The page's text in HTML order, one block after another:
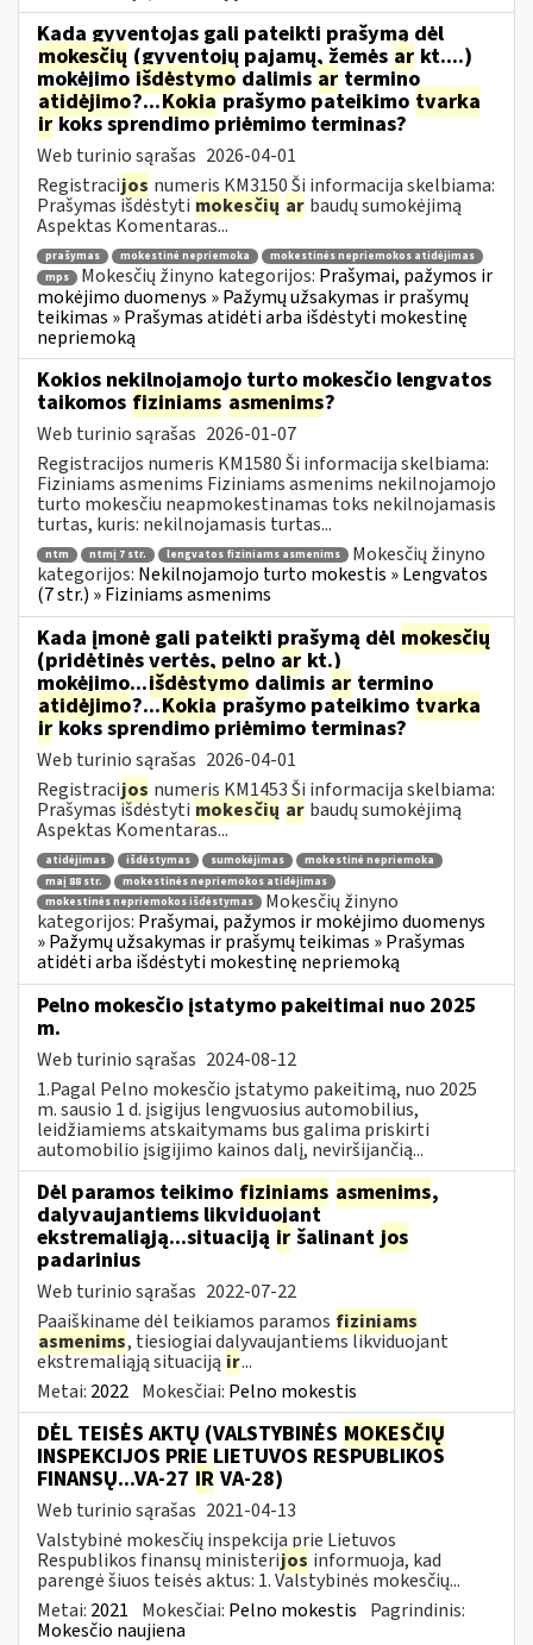
Kada gyventojas gali pateikti prašymą dėl
mokesčių (gyventojų pajamų, žemės ar kt....)
mokėjimo išdėstymo dalimis ar termino
atidėjimo?...Kokiaprašymo pateikimo tvarka
irkoks sprendimo priėmimo terminas?
Web turinio sąrašas 2026-04-01
Registracijos numeris KM3150 Ši informacija skelbiama:
Prašymas išdėstyti mokesčių ar baudų sumokėjimą
Aspektas Komentaras...
prašymas mokestinė nepriemoka
mokestinės nepriemokos atidėjimas
mps
Mokesčių žinyno kategorijos: Prašymai, pažymos ir
mokėjimo duomenys » Pažymų užsakymas ir prašymų
teikimas » Prašymas atidėti arba išdėstyti mokestinę
nepriemoką
Kokios nekilnojamojo turto mokesčio lengvatos
taikomos fiziniams asmenims?
Web turinio sąrašas 2026-01-07
Registracijos numeris KM1580 Ši informacija skelbiama:
Fiziniams asmenims Fiziniams asmenims nekilnojamojo
turto mokesčiu neapmokestinamas toks nekilnojamasis
turtas, kuris: nekilnojamasis turtas...
ntm ntmį 7 str. lengvatos fiziniams asmenims
Mokesčių žinyno
kategorijos: Nekilnojamojo turto mokestis » Lengvatos
(7 str.) » Fiziniams asmenims
Kada įmonė gali pateikti prašymą dėl mokesčių
(pridėtinės vertės, pelno ar kt.)
mokėjimo...išdėstymo dalimis ar termino
atidėjimo?...Kokiaprašymo pateikimo tvarka
irkoks sprendimo priėmimo terminas?
Web turinio sąrašas 2026-04-01
Registracijos numeris KM1453 Ši informacija skelbiama:
Prašymas išdėstyti mokesčių ar baudų sumokėjimą
Aspektas Komentaras...
atidėjimas išdėstymas sumokėjimas
mokestinė nepriemoka
maį 88 str.
mokestinės nepriemokos atidėjimas
mokestinės nepriemokos išdėstymas
Mokesčių žinyno
kategorijos: Prašymai, pažymos ir mokėjimo duomenys
» Pažymų užsakymas ir prašymų teikimas » Prašymas
atidėti arba išdėstyti mokestinę nepriemoką
Pelno mokesčio įstatymo pakeitimai nuo 2025
m.
Web turinio sąrašas 2024-08-12
1.Pagal Pelno mokesčio įstatymo pakeitimą, nuo 2025
m. sausio 1 d. įsigijus lengvuosius automobilius,
leidžiamiems atskaitymams bus galima priskirti
automobilio įsigijimo kainos dalį, neviršijančią...
Dėl paramos teikimo fiziniams asmenims,
dalyvaujantiems likviduojant
ekstremaliąją...situaciją ir šalinant jos
padarinius
Web turinio sąrašas 2022-07-22
Paaiškiname dėl teikiamos paramos fiziniams
asmenims, tiesiogiai dalyvaujantiems likviduojant
ekstremaliąją situaciją ir...
Metai: 2022 Mokesčiai: Pelno mokestis
DĖL TEISĖS AKTŲ (VALSTYBINĖS MOKESČIŲ
INSPEKCIJOS PRIE LIETUVOS RESPUBLIKOS
FINANSŲ...VA-27 IR VA-28)
Web turinio sąrašas 2021-04-13
Valstybinė mokesčių inspekcija prie Lietuvos
Respublikos finansų ministerijos informuoja, kad
parengė šiuos teisės aktus: 1. Valstybinės mokesčių...
Metai: 2021 Mokesčiai: Pelno mokestis Pagrindinis:
Mokesčio naujiena